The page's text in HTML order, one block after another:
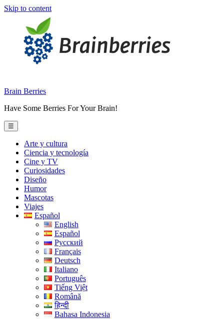
Skip to content
Brain Berries
Have Some Berries For Your Brain!
☰
Arte y cultura
Ciencia y tecnología
Cine y TV
Curiosidades
Diseño
Humor
Mascotas
Viajes
Español
English
Español
Русский
Français
Deutsch
Italiano
Português
Tiếng Việt
Română
हिन्दी
Bahasa Indonesia